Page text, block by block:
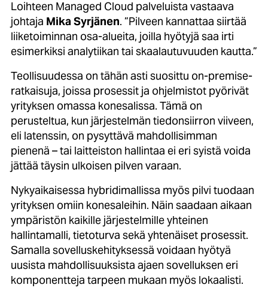
Loihteen Managed Cloud palveluista vastaava
johtaja Mika Syrjänen. ”Pilveen kannattaa siirtää
liiketoiminnan osa-alueita, joilla hyötyjä saa irti
esimerkiksi analytiikan tai skaalautuvuuden kautta.”
Teollisuudessa on tähän asti suosittu on-premise-
ratkaisuja, joissa prosessit ja ohjelmistot pyörivät
yrityksen omassa konesalissa. Tämä on
perusteltua, kun järjestelmän tiedonsiirron viiveen,
eli latenssin, on pysyttävä mahdollisimman
pienenä – tai laitteiston hallintaa ei eri syistä voida
jättää täysin ulkoisen pilven varaan.
Nykyaikaisessa hybridimallissa myös pilvi tuodaan
yrityksen omiin konesaleihin. Näin saadaan aikaan
ympäristön kaikille järjestelmille yhteinen
hallintamalli, tietoturva sekä yhtenäiset prosessit.
Samalla sovelluskehityksessä voidaan hyötyä
uusista mahdollisuuksista ajaen sovelluksen eri
komponentteja tarpeen mukaan myös lokaalisti.